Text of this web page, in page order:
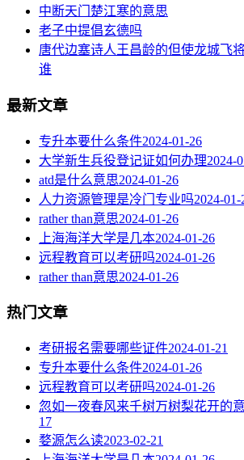
中断天门楚江寒的意思
老子中提倡玄德吗
唐代边塞诗人王昌龄的但使龙城飞
谁
最新文章
专升本要什么条件2024-01-26
大学新生兵役登记证如何办理2024-
atd是什么意思2024-01-26
人力资源管理是冷门专业吗2024-01-
rather than意思2024-01-26
上海海洋大学是几本2024-01-26
远程教育可以考研吗2024-01-26
rather than意思2024-01-26
热门文章
考研报名需要哪些证件2024-01-21
专升本要什么条件2024-01-26
远程教育可以考研吗2024-01-26
忽如一夜春风来千树万树梨花开的
17
婺源怎么读2023-02-21